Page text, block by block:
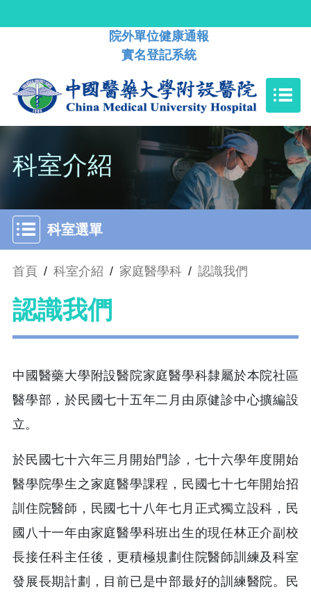
院外單位健康通報
實名登記系統
科室介紹
科室選單
首頁 / 科室介紹 / 家庭醫學科 / 認識我們
認識我們
中國醫藥大學附設醫院家庭醫學科隸屬於本院社區
醫學部，於民國七十五年二月由原健診中心擴編設
立。
於民國七十六年三月開始門診，七十六學年度開始
醫學院學生之家庭醫學課程，民國七十七年開始招
訓住院醫師，民國七十八年七月正式獨立設科，民
國八十一年由家庭醫學科班出生的現任林正介副校
長接任科主任後，更積極規劃住院醫師訓練及科室
發展長期計劃，目前已是中部最好的訓練醫院。民